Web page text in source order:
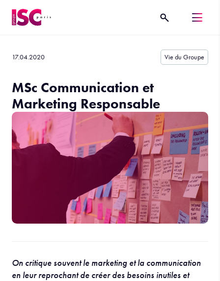
17.04.2020 Vie du Groupe
MSc Communication et
Marketing Responsable
On critique souvent le marketing et la communication
en leur reprochant de créer des besoins inutiles et